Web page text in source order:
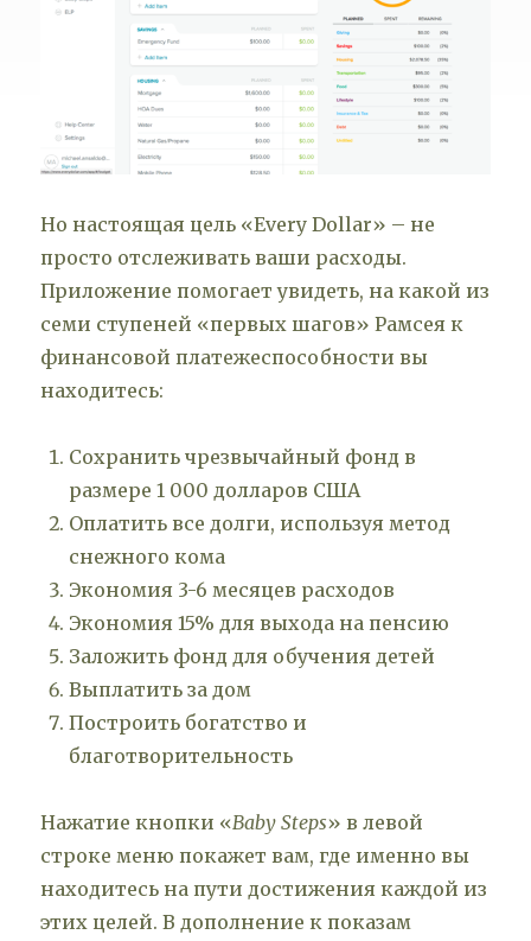
Но настоящая цель «Every Dollar» – не
просто отслеживать ваши расходы.
Приложение помогает увидеть, на какой из
семи ступеней «первых шагов» Рамсея к
финансовой платежеспособности вы
находитесь:
Сохранить чрезвычайный фонд в
размере 1 000 долларов США
Оплатить все долги, используя метод
снежного кома
Экономия 3-6 месяцев расходов
Экономия 15% для выхода на пенсию
Заложить фонд для обучения детей
Выплатить за дом
Построить богатство и
благотворительность
Нажатие кнопки «Baby Steps» в левой
строке меню покажет вам, где именно вы
находитесь на пути достижения каждой из
этих целей. В дополнение к показам